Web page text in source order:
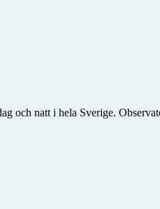
och natt i hela Sverige.